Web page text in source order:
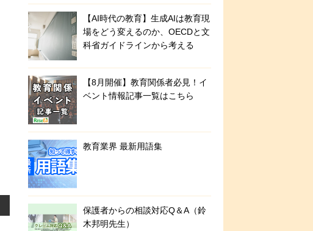
【AI時代の教育】生成AIは教育現
場をどう変えるのか、OECDと文
科省ガイドラインから考える
【8月開催】教育関係者必見！イ
ベント情報記事一覧はこちら
教育業界 最新用語集
保護者からの相談対応Q＆A（鈴
木邦明先生）